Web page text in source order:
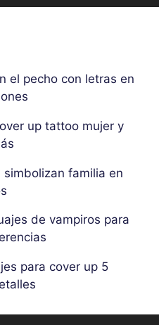
el pecho con letras en
up tattoo mujer y
familia en
de vampiros para
para cover up 5